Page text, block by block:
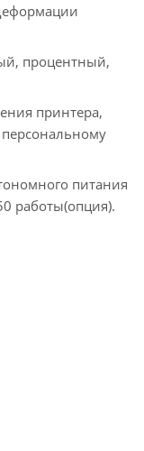
процентный,
принтера,
питания
работы(опция).